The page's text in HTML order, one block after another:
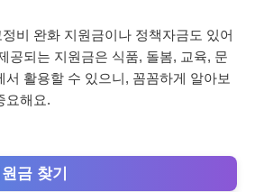
비 완화 지원금이나 정책자금도 있어
공되는 지원금은 식품, 돌봄, 교육, 문
서 활용할 수 있으니, 꼼꼼하게 알아보
요해요.
금 찾기